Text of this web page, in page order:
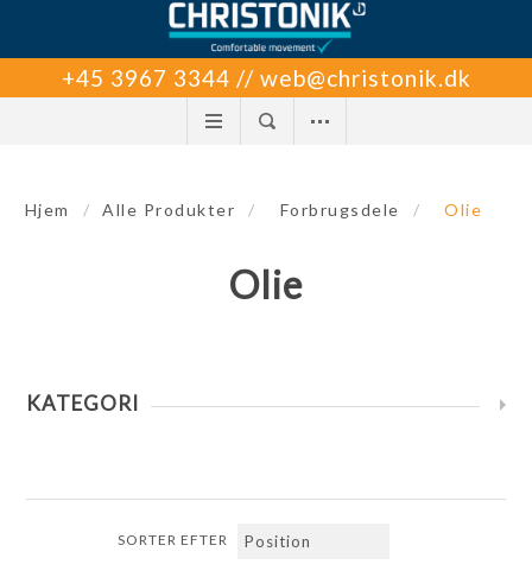
+45 3967 3344 // web@christonik.dk
Hjem / Alle Produkter / Forbrugsdele / Olie
Olie
KATEGORI
SORTER EFTER